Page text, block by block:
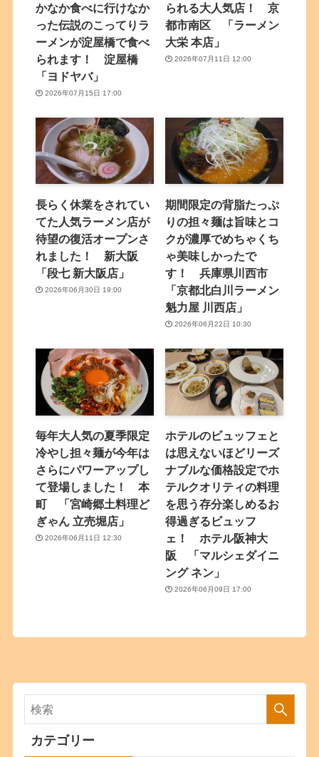
かなか食べに行けなか
った伝説のこってりラ
ーメンが淀屋橋で食べ
られます！ 淀屋橋
「ヨドヤバ」
2026年07月15日 17:00
られる大人気店！ 京
都市南区 「ラーメン
大栄 本店」
2026年07月11日 12:00
長らく休業をされてい
てた人気ラーメン店が
待望の復活オープンさ
れました！ 新大阪
「段七 新大阪店」
2026年06月30日 19:00
期間限定の背脂たっぷ
りの担々麺は旨味とコ
クが濃厚でめちゃくち
ゃ美味しかったで
す！ 兵庫県川西市
「京都北白川ラーメン
魁力屋 川西店」
2026年06月22日 10:30
毎年大人気の夏季限定
冷やし担々麺が今年は
さらにパワーアップし
て登場しました！ 本
町 「宮崎郷土料理ど
ぎゃん 立売堀店」
2026年06月11日 12:30
ホテルのビュッフェと
は思えないほどリーズ
ナブルな価格設定でホ
テルクオリティの料理
を思う存分楽しめるお
得過ぎるビュッフ
ェ！ ホテル阪神大
阪 「マルシェダイニ
ング ネン」
2026年06月09日 17:00
カテゴリー